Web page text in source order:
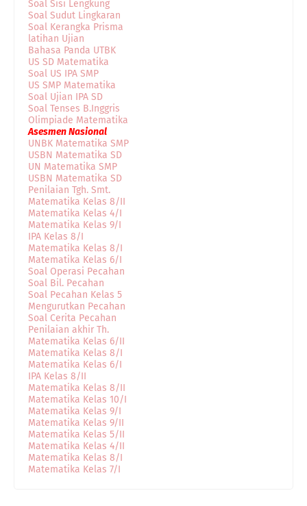
Soal Sisi Lengkung
Soal Sudut Lingkaran
Soal Kerangka Prisma
latihan Ujian
Bahasa Panda UTBK
US SD Matematika
Soal US IPA SMP
US SMP Matematika
Soal Ujian IPA SD
Soal Tenses B.Inggris
Olimpiade Matematika
Asesmen Nasional
UNBK Matematika SMP
USBN Matematika SD
UN Matematika SMP
USBN Matematika SD
Penilaian Tgh. Smt.
Matematika Kelas 8/II
Matematika Kelas 4/I
Matematika Kelas 9/I
IPA Kelas 8/I
Matematika Kelas 8/I
Matematika Kelas 6/I
Soal Operasi Pecahan
Soal Bil. Pecahan
Soal Pecahan Kelas 5
Mengurutkan Pecahan
Soal Cerita Pecahan
Penilaian akhir Th.
Matematika Kelas 6/II
Matematika Kelas 8/I
Matematika Kelas 6/I
IPA Kelas 8/II
Matematika Kelas 8/II
Matematika Kelas 10/I
Matematika Kelas 9/I
Matematika Kelas 9/II
Matematika Kelas 5/II
Matematika Kelas 4/II
Matematika Kelas 8/I
Matematika Kelas 7/I